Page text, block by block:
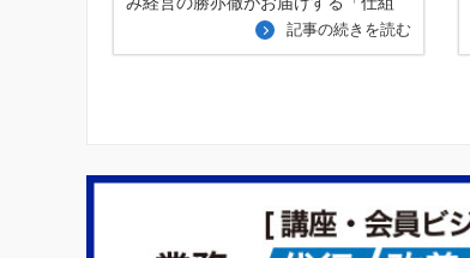
記事の続きを読む